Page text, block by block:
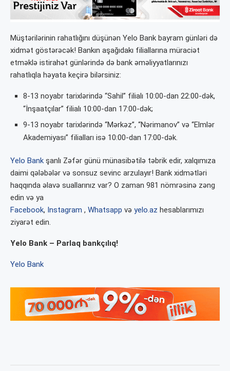
Müştərilərinin rahatlığını düşünən Yelo Bank bayram günləri də
xidmət göstərəcək! Bankın aşağıdakı filiallarına müraciət
etməklə istirahət günlərində də bank əməliyyatlarınızı
rahatlıqla həyata keçirə bilərsiniz:
8-13 noyabr tarixlərində “Sahil” filialı 10:00-dan 22:00-dək,
“İnşaatçılar” filialı 10:00-dan 17:00-dək;
9-13 noyabr tarixlərində “Mərkəz”, “Nərimanov” və “Elmlər
Akademiyası” filialları isə 10:00-dan 17:00-dək.
Yelo Bank şanlı Zəfər günü münasibətilə təbrik edir, xalqımıza
daimi qələbələr və sonsuz sevinc arzulayır! Bank xidmətləri
haqqında əlavə suallarınız var? O zaman 981 nömrəsinə zəng
edin və ya
Facebook, Instagram , Whatsapp və yelo.az hesablarımızı
ziyarət edin.
Yelo Bank – Parlaq bankçılıq!
Yelo Bank